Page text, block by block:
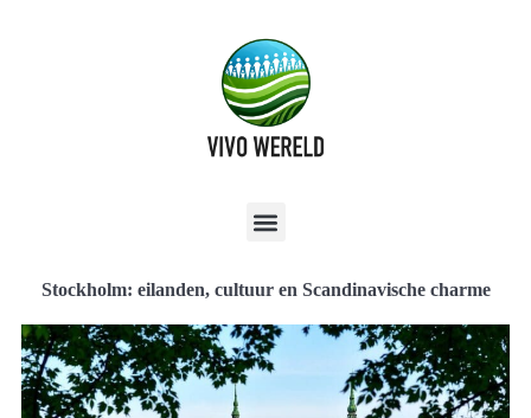
Stockholm: eilanden, cultuur en Scandinavische charme